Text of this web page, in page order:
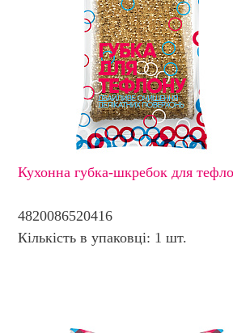
Кухонна губка-шкребок для
4820086520416
Кількість в упаковці: 1 шт.